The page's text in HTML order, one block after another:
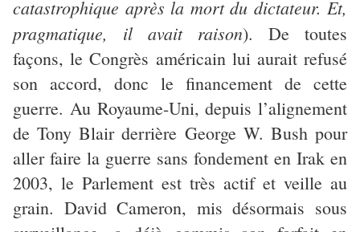
catastrophique après la mort du dictateur. Et,
pragmatique, il avait raison). De toutes
façons, le Congrès américain lui aurait refusé
son accord, donc le financement de cette
guerre. Au Royaume-Uni, depuis l’alignement
de Tony Blair derrière George W. Bush pour
aller faire la guerre sans fondement en Irak en
2003, le Parlement est très actif et veille au
grain. David Cameron, mis désormais sous